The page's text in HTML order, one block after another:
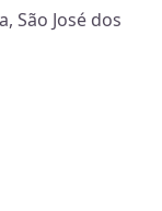
São José dos